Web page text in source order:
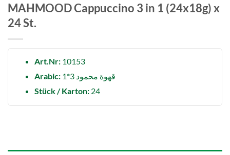
MAHMOOD Cappuccino 3 in 1 (24x18g) x
24 St.
Art.Nr:10153
Arabic:
قهوة محمود 3*1
Stück / Karton:24